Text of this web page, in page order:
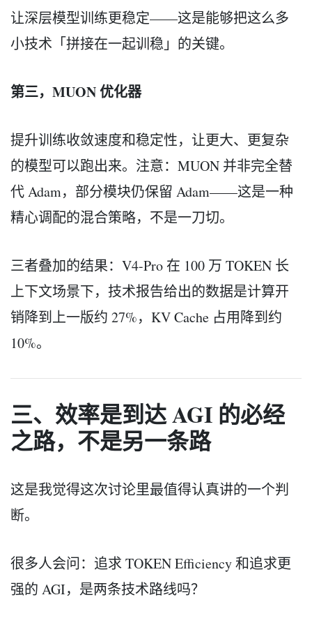
让深层模型训练更稳定——这是能够把这么多
小技术「拼接在一起训稳」的关键。
第三，MUON 优化器
提升训练收敛速度和稳定性，让更大、更复杂
的模型可以跑出来。注意：MUON 并非完全替
代 Adam，部分模块仍保留 Adam——这是一种
精心调配的混合策略，不是一刀切。
三者叠加的结果：V4-Pro 在 100 万 TOKEN 长
上下文场景下，技术报告给出的数据是计算开
销降到上一版约 27%，KV Cache 占用降到约
10%。
三、效率是到达 AGI 的必经
之路，不是另一条路
这是我觉得这次讨论里最值得认真讲的一个判
断。
很多人会问：追求 TOKEN Efficiency 和追求更
强的 AGI，是两条技术路线吗？